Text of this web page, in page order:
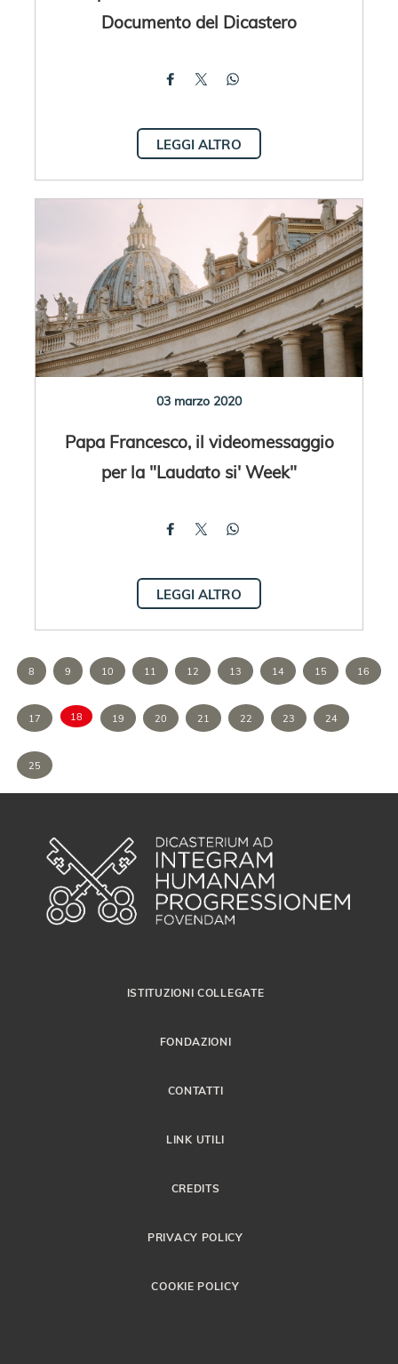
Documento del Dicastero
LEGGI ALTRO
03 marzo 2020
Papa Francesco, il videomessaggio
per la "Laudato si' Week"
LEGGI ALTRO
8 9 10 11 12 13 14 15 16
17 18 19 20 21 22 23 24
25
ISTITUZIONI COLLEGATE
FONDAZIONI
CONTATTI
LINK UTILI
CREDITS
PRIVACY POLICY
COOKIE POLICY